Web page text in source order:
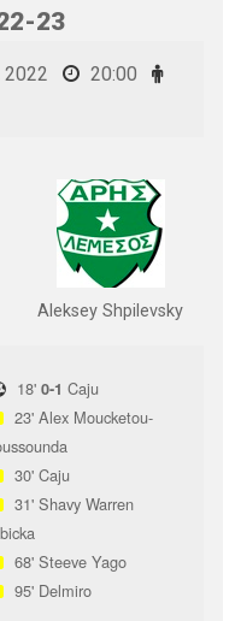
23
2022
20:00
Aleksey Shpilevsky
18' 0-1 Caju
23' Alex Moucketou-
30' Caju
31' Shavy Warren
68' Steeve Yago
95' Delmiro